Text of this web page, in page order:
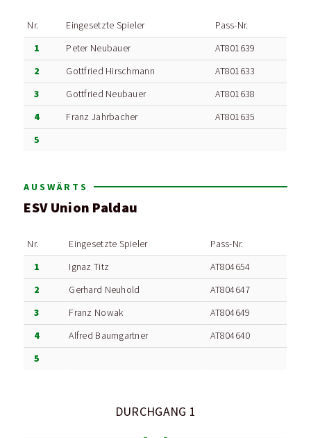
Nr. Eingesetzte Spieler Pass-Nr.
1 Peter Neubauer AT801639
2 Gottfried Hirschmann AT801633
3 Gottfried Neubauer AT801638
4 Franz Jahrbacher AT801635
5
AUSWÄRTS
ESV Union Paldau
Nr. Eingesetzte Spieler Pass-Nr.
1 Ignaz Titz AT804654
2 Gerhard Neuhold AT804647
3 Franz Nowak AT804649
4 Alfred Baumgartner AT804640
5
DURCHGANG 1